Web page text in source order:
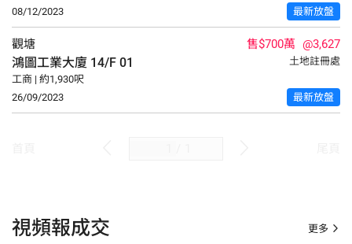
08/12/2023
最新放盤
觀塘 售$700萬 @3,627
鴻圖工業大廈 14/F 01
土地註冊處
工商 | 約1,930呎
26/09/2023
最新放盤
視頻報成交 更多